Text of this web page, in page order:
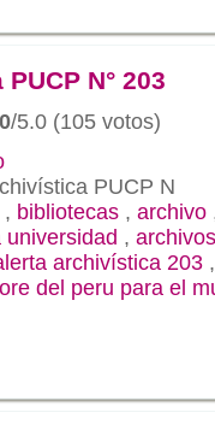
N° 203
/5.0 (105 votos)
PUCP N
, bibliotecas , archivo
universidad ,
archivística 203
del peru para el